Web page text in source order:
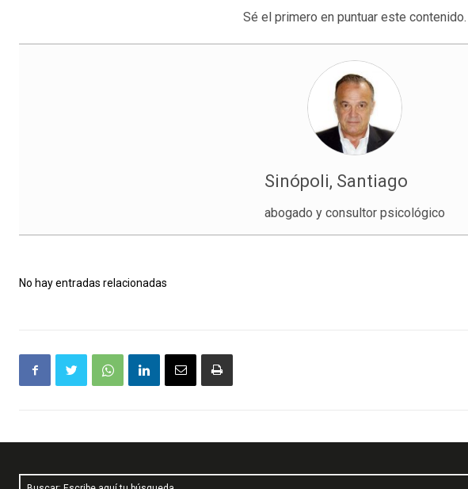
Sé el primero en puntuar este contenido.
Sinópoli, Santiago
abogado y consultor psicológico
No hay entradas relacionadas